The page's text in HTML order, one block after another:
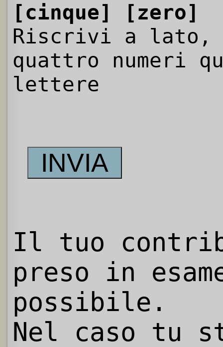
[cinque]
[zero]
Riscrivi a
quattro numeri
lettere
Il tuo
preso in
possibile.
Nel caso tu